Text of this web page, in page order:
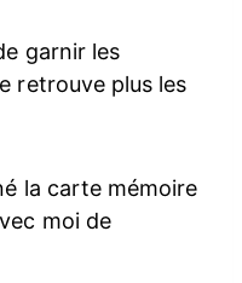
garnir les
retrouve plus les
la carte mémoire
moi de